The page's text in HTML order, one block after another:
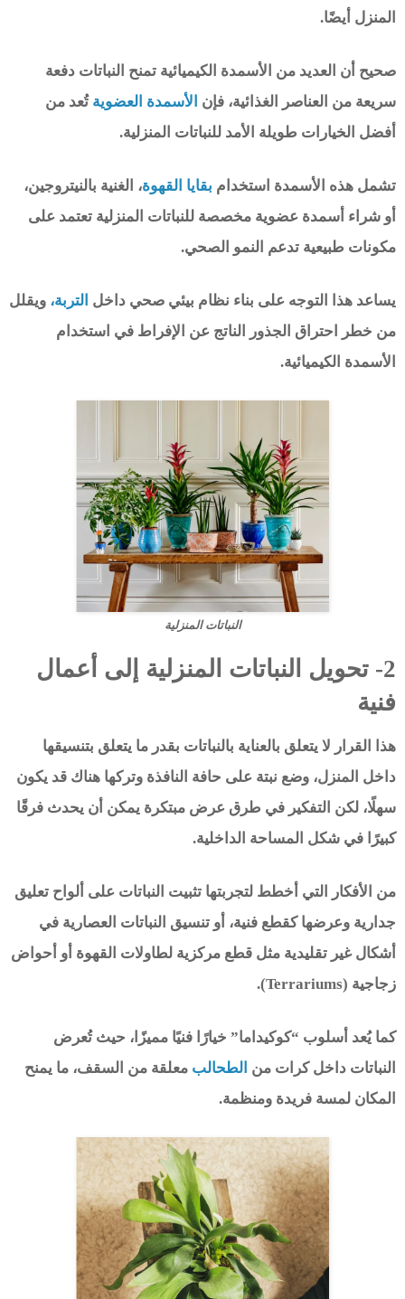
المنزل أيضًا.
صحيح أن العديد من الأسمدة الكيميائية تمنح النباتات دفعة
سريعة من العناصر الغذائية، فإن الأسمدة العضوية تُعد من
أفضل الخيارات طويلة الأمد للنباتات المنزلية.
تشمل هذه الأسمدة استخدام بقايا القهوة، الغنية بالنيتروجين،
أو شراء أسمدة عضوية مخصصة للنباتات المنزلية تعتمد على
مكونات طبيعية تدعم النمو الصحي.
يساعد هذا التوجه على بناء نظام بيئي صحي داخل التربة، ويقلل
من خطر احتراق الجذور الناتج عن الإفراط في استخدام
الأسمدة الكيميائية.
النباتات المنزلية
2- تحويل النباتات المنزلية إلى أعمال
فنية
هذا القرار لا يتعلق بالعناية بالنباتات بقدر ما يتعلق بتنسيقها
داخل المنزل، وضع نبتة على حافة النافذة وتركها هناك قد يكون
سهلًا، لكن التفكير في طرق عرض مبتكرة يمكن أن يحدث فرقًا
كبيرًا في شكل المساحة الداخلية.
من الأفكار التي أخطط لتجربتها تثبيت النباتات على ألواح تعليق
جدارية وعرضها كقطع فنية، أو تنسيق النباتات العصارية في
أشكال غير تقليدية مثل قطع مركزية لطاولات القهوة أو أحواض
زجاجية (Terrariums).
كما يُعد أسلوب “كوكيداما” خيارًا فنيًا مميزًا، حيث تُعرض
النباتات داخل كرات من الطحالب معلقة من السقف، ما يمنح
المكان لمسة فريدة ومنظمة.